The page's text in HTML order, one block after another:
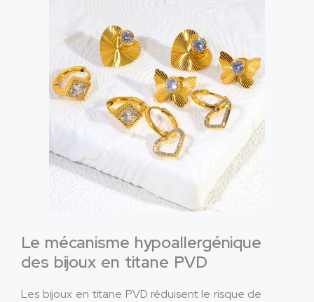
Le mécanisme hypoallergénique
des bijoux en titane PVD
Les bijoux en titane PVD réduisent le risque de